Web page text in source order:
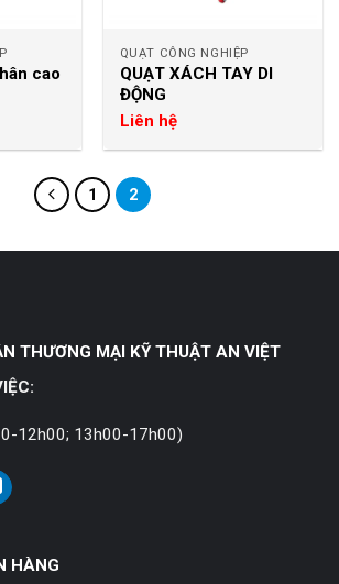
cao
QUẠT CÔNG NGHIỆP
QUẠT XÁCH TAY DI
ĐỘNG
Liên hệ
1 2
THƯƠNG MẠI KỸ THUẬT AN VIỆT
12h00; 13h00-17h00)
HÀNG